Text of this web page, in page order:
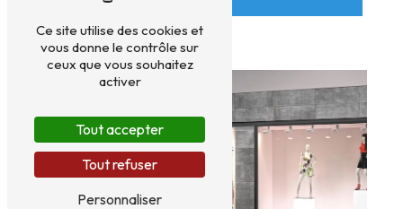
Ce site utilise des cookies et
vous donne le contrôle sur
ceux que vous souhaitez
activer
Tout accepter
Tout refuser
Personnaliser